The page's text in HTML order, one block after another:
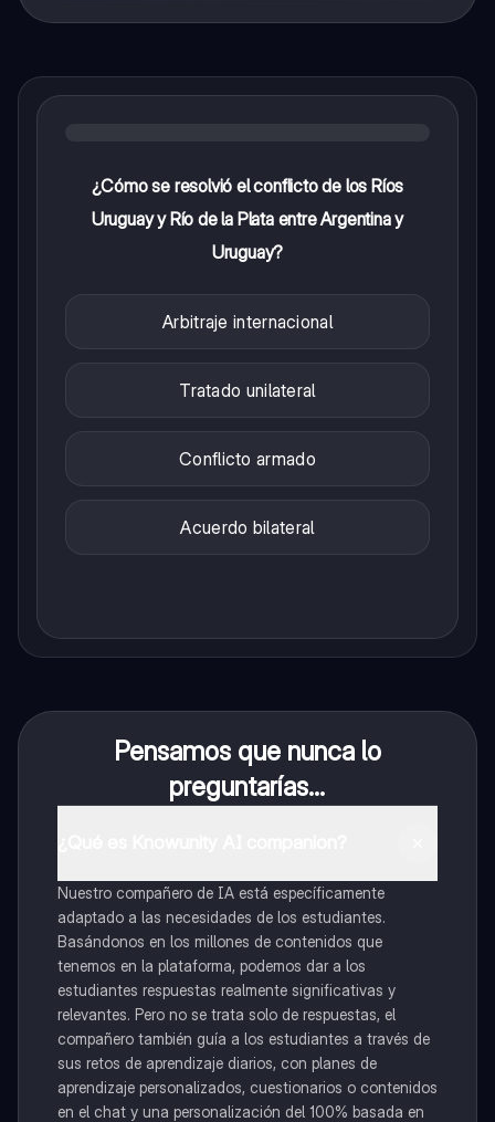
¿Cómo se resolvió el conflicto de los Ríos
Uruguay y Río de la Plata entre Argentina y
Uruguay?
Arbitraje internacional
Tratado unilateral
Conflicto armado
Acuerdo bilateral
Pensamos que nunca lo
preguntarías...
Nuestro compañero de IA está específicamente
adaptado a las necesidades de los estudiantes.
Basándonos en los millones de contenidos que
tenemos en la plataforma, podemos dar a los
estudiantes respuestas realmente significativas y
relevantes. Pero no se trata solo de respuestas, el
compañero también guía a los estudiantes a través de
sus retos de aprendizaje diarios, con planes de
aprendizaje personalizados, cuestionarios o contenidos
en el chat y una personalización del 100% basada en